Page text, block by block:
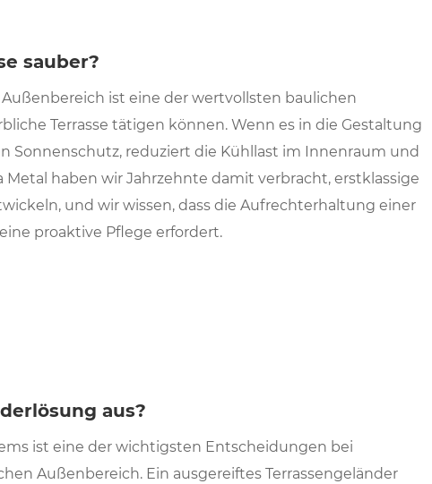
sauber?
ist eine der wertvollsten baulichen
Terrasse tätigen können. Wenn es in die Gestaltung
Sonnenschutz, reduziert die Kühllast im Innenraum und
haben wir Jahrzehnte damit verbracht, erstklassige
und wir wissen, dass die Aufrechterhaltung einer
proaktive Pflege erfordert.
aus?
ist eine der wichtigsten Entscheidungen bei
Außenbereich. Ein ausgereiftes Terrassengeländer